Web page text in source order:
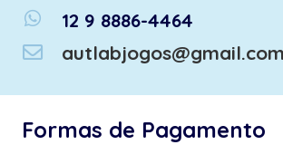
whatsapp
12 9 8886-4464
autlabjogos@gmail.com
Formas de Pagamento